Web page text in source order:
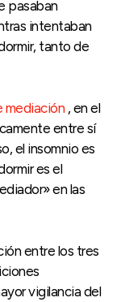
pasaban
intentaban
tanto de
mediación , en el
entre sí
el insomnio es
es el
en las
entre los tres
vigilancia del